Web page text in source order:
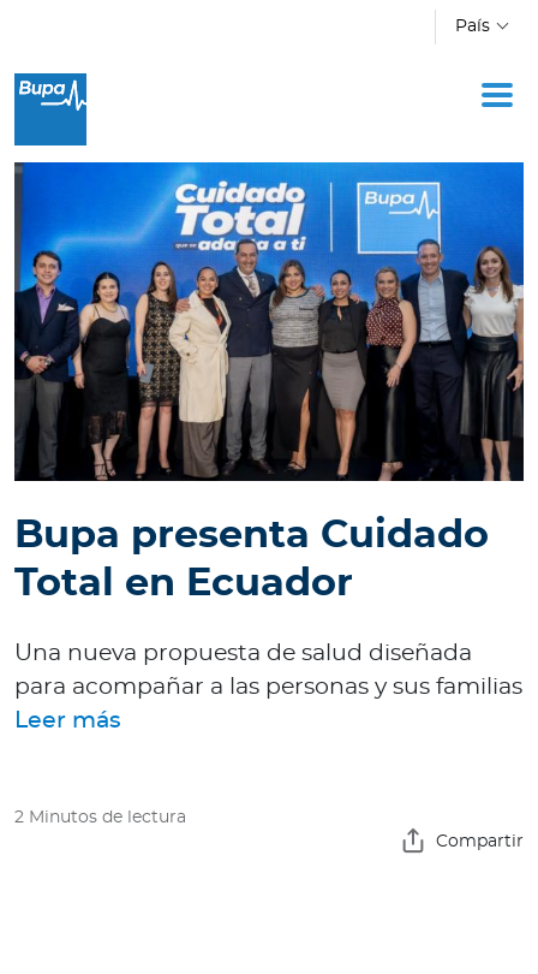
País
Oficina Móvil
Acerca de Bupa
Novedades
Cotizador
Ingresar a Mi Bupa
Para Clientes
Contáctanos
Bupa presenta Cuidado
Total en Ecuador
Una nueva propuesta de salud diseñada
para acompañar a las personas y sus familias
Leer más
2 Minutos de lectura
Compartir